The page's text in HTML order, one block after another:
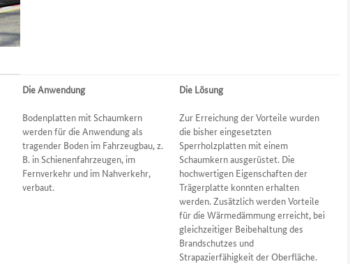
Die Anwendung
Bodenplatten mit Schaumkern
werden für die Anwendung als
tragender Boden im Fahrzeugbau, z.
B. in Schienenfahrzeugen, im
Fernverkehr und im Nahverkehr,
verbaut.
Die Lösung
Zur Erreichung der Vorteile wurden
die bisher eingesetzten
Sperrholzplatten mit einem
Schaumkern ausgerüstet. Die
hochwertigen Eigenschaften der
Trägerplatte konnten erhalten
werden. Zusätzlich werden Vorteile
für die Wärmedämmung erreicht, bei
gleichzeitiger Beibehaltung des
Brandschutzes und
Strapazierfähigkeit der Oberfläche.